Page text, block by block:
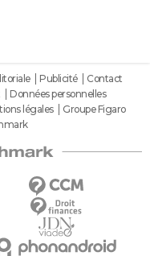
Publicité
Contact
Données personnelles
légales
Groupe Figaro